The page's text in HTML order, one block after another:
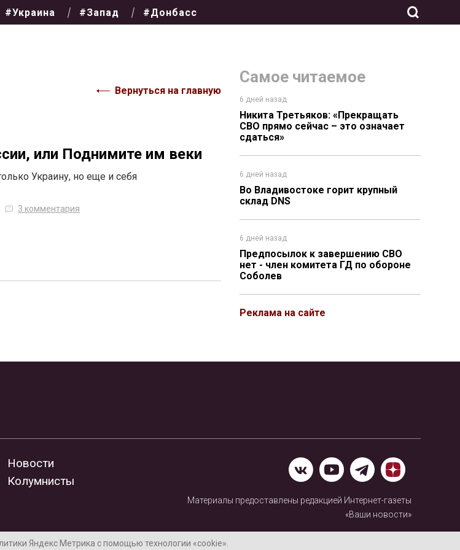
#Украина #Запад #Донбасс
Вернуться на главную
или Поднимите им веки
Украину, но еще и себя
3 комментария
Самое читаемое
6 дней назад
Никита Третьяков: «Прекращать
СВО прямо сейчас – это означает
сдаться»
6 дней назад
Во Владивостоке горит крупный
склад DNS
6 дней назад
Предпосылок к завершению СВО
нет - член комитета ГД по обороне
Соболев
Реклама на сайте
Новости
Колумнисты
Материалы предоставлены редакцией Интернет-газеты
«Ваши новости»
Нашли ошибку? Выделите ее и нажмите Ctrl+Enter
Яндекс Метрика с помощью технологии «cookie».